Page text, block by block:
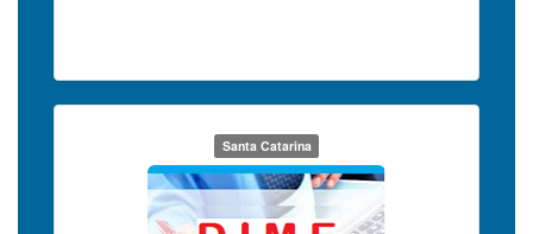
Santa Catarina